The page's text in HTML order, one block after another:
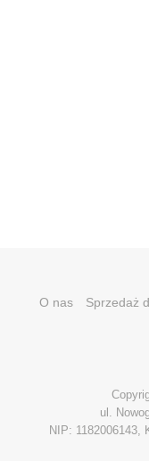
O nas Sprzedaż
ul.
NIP: 1182006143,